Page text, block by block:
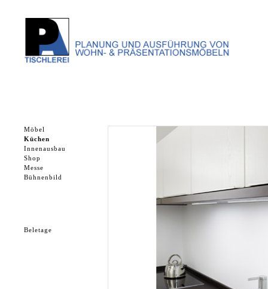
Möbel
Küchen
Innenausbau
Shop
Messe
Bühnenbild
Beletage